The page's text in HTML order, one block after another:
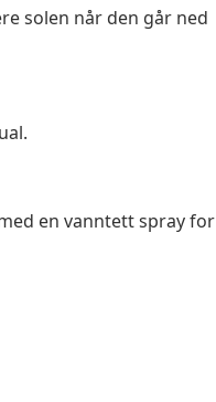
solen når den går ned
en vanntett spray for